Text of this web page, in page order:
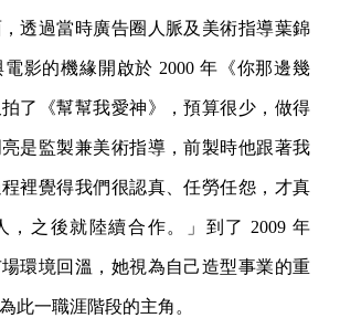
透過當時廣告圈人脈及美術指導葉錦
影的機緣開啟於 2000 年《你那邊幾
了《幫幫我愛神》，預算很少，做得
是監製兼美術指導，前製時他跟著我
裡覺得我們很認真、任勞任怨，才真
，之後就陸續合作。」到了 2009 年
場環境回溫，她視為自己造型事業的重
此一職涯階段的主角。